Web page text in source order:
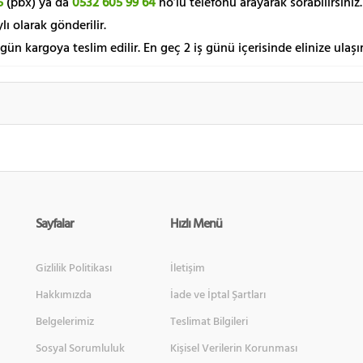
olarak gönderilir.
kargoya teslim edilir. En geç 2 iş günü içerisinde elinize
Sayfalar
Gizlilik Politikası
Hakkımızda
Belgelerimiz
Sosyal Sorumluluk
Hızlı Menü
İletişim
İade ve İptal Şartları
Teslimat Bilgileri
Kişisel Verilerin Korunması